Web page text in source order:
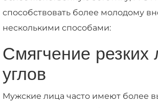
способствовать более молодому
несколькими способами:
Смягчение резких
углов
Мужские лица часто имеют более